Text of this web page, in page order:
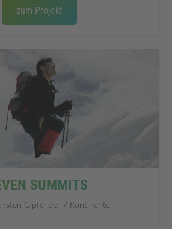
zum Projekt
SUMMITS
Gipfel der 7 Kontinente